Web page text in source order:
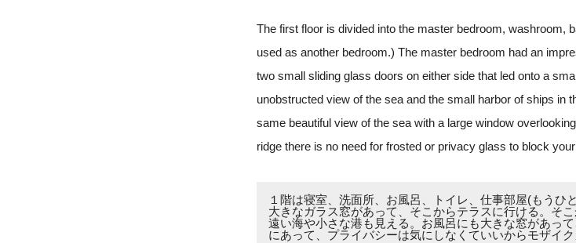
The first floor is divided into the master bedroom, washroom,
used as another bedroom.) The master bedroom had an
two small sliding glass doors on either side that led onto a
unobstructed view of the sea and the small harbor of ships in
same beautiful view of the sea with a large window
ridge there is no need for frosted or privacy glass to block
１階は寝室、洗面所、お風呂、トイレ、仕事部屋(もうひ
大きなガラス窓があって、そこからテラスに行ける。そ
遠い海や小さな港も見える。お風呂にも大きな窓があっ
にあって、プライバシーは気にしなくていいからモザイ